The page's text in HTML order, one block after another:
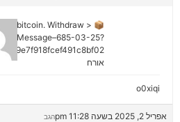
bitcoin. Withdraw >
Message–685-03-25?
📦
אורח
o0xiqi
אפריל 2, 2025 בשעה 11:28 pm הגב